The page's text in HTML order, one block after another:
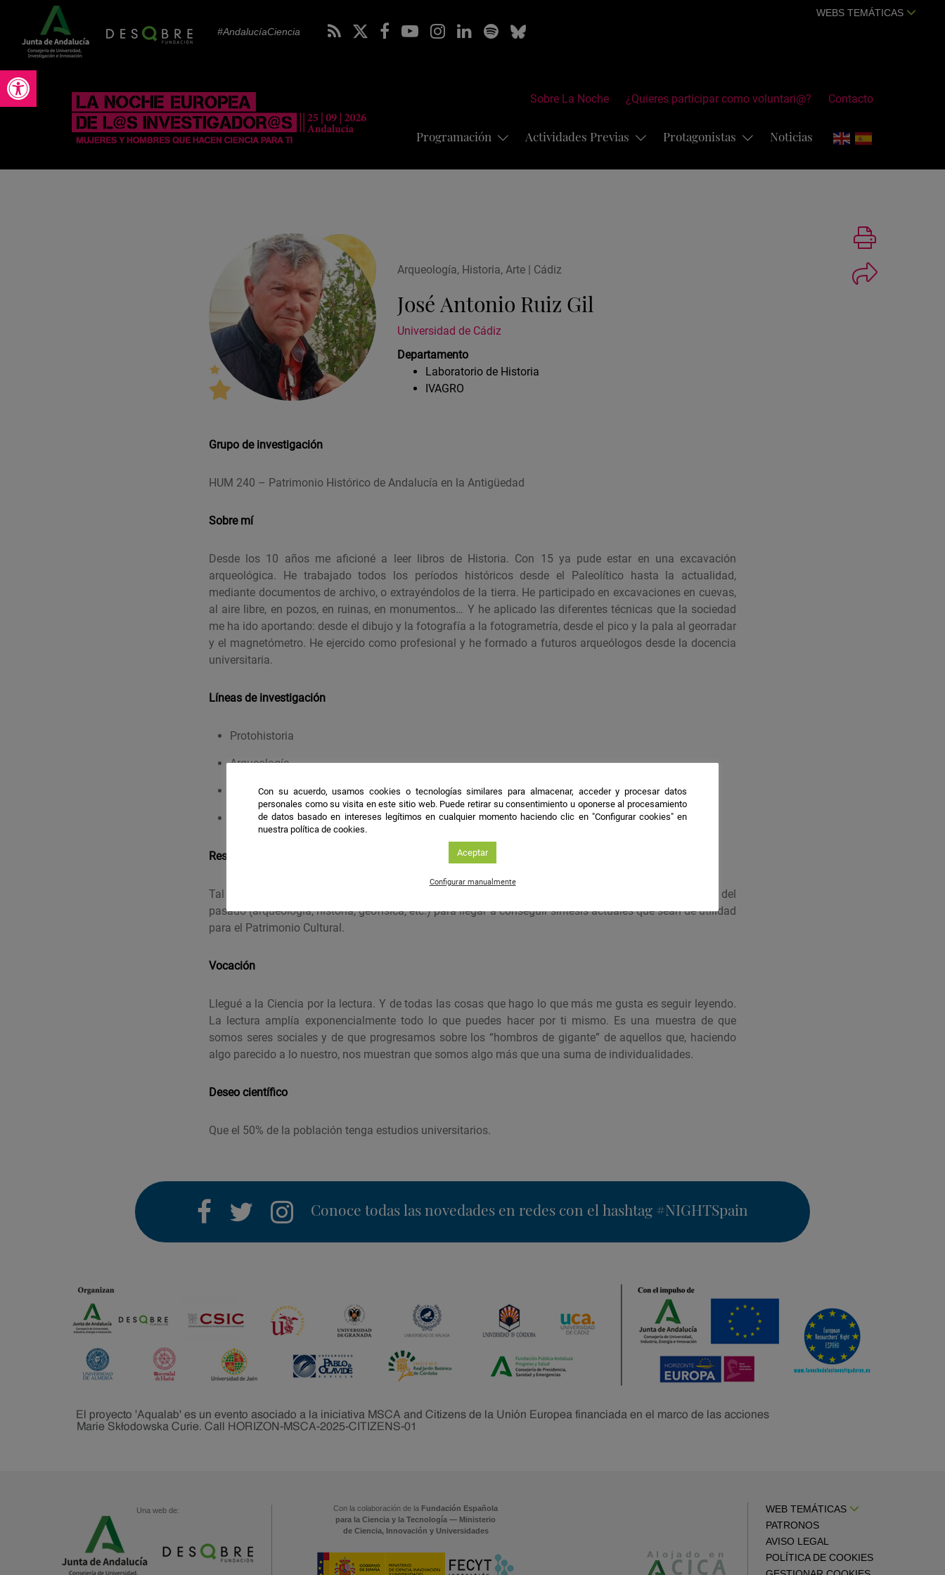
Abrir barra de herramientas
#AndalucíaCiencia
WEBS TEMÁTICAS
Sobre La Noche ¿Quieres participar como voluntari@? Contacto
Programación Actividades Previas Protagonistas Noticias
Arqueología, Historia, Arte | Cádiz
José Antonio Ruiz Gil
Universidad de Cádiz
Departamento
Laboratorio de Historia
IVAGRO
Grupo de investigación
HUM 240 – Patrimonio Histórico de Andalucía en la Antigüedad
Sobre mí
Desde los 10 años me aficioné a leer libros de Historia. Con 15 ya pude estar en una excavación
arqueológica. He trabajado todos los períodos históricos desde el Paleolítico hasta la actualidad,
mediante documentos de archivo, o extrayéndolos de la tierra. He participado en excavaciones en cuevas,
al aire libre, en pozos, en ruinas, en monumentos… Y he aplicado las diferentes técnicas que la sociedad
me ha ido aportando: desde el dibujo y la fotografía a la fotogrametría, desde el pico y la pala al georradar
y el magnetómetro. He ejercido como profesional y he formado a futuros arqueólogos desde la docencia
universitaria.
Líneas de investigación
Protohistoria
Arqueología
Cerámica
Geofísica aplicada al Patrimonio Histórico
Resultados destacables
Tal vez lo más destacable sea la capacidad de utilizar distintos enfoques metodológicos analíticos del
pasado (arqueología, historia, geofísica, etc.) para llegar a conseguir síntesis actuales que sean de utilidad
para el Patrimonio Cultural.
Vocación
Llegué a la Ciencia por la lectura. Y de todas las cosas que hago lo que más me gusta es seguir leyendo.
La lectura amplía exponencialmente todo lo que puedes hacer por ti mismo. Es una muestra de que
somos seres sociales y de que progresamos sobre los “hombros de gigante” de aquellos que, haciendo
algo parecido a lo nuestro, nos muestran que somos algo más que una suma de individualidades.
Deseo científico
Que el 50% de la población tenga estudios universitarios.
facebooktwitter instagram
Conoce todas las novedades en redes con el hashtag #NIGHTSpain
Una web de: Con la colaboración de la Fundación Española
para la Ciencia y la Tecnología — Ministerio
de Ciencia, Innovación y Universidades
WEB TEMÁTICAS
PATRONOS
AVISO LEGAL
POLÍTICA DE COOKIES
Con su acuerdo, usamos cookies o tecnologías similares para almacenar, acceder y procesar datos
personales como su visita en este sitio web. Puede retirar su consentimiento u oponerse al procesamiento
de datos basado en intereses legítimos en cualquier momento haciendo clic en "Configurar cookies" en
nuestra política de cookies.
Aceptar
Configurar manualmente